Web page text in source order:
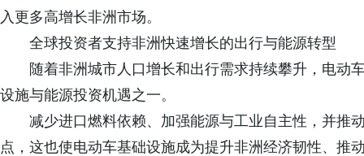
入更多高增长非洲市场。
全球投资者支持非洲快速增长的出行与能源转型
随着非洲城市人口增长和出行需求持续攀升，电动
设施与能源投资机遇之一。
减少进口燃料依赖、加强能源与工业自主性，并推
点，这也使电动车基础设施成为提升非洲经济韧性、推